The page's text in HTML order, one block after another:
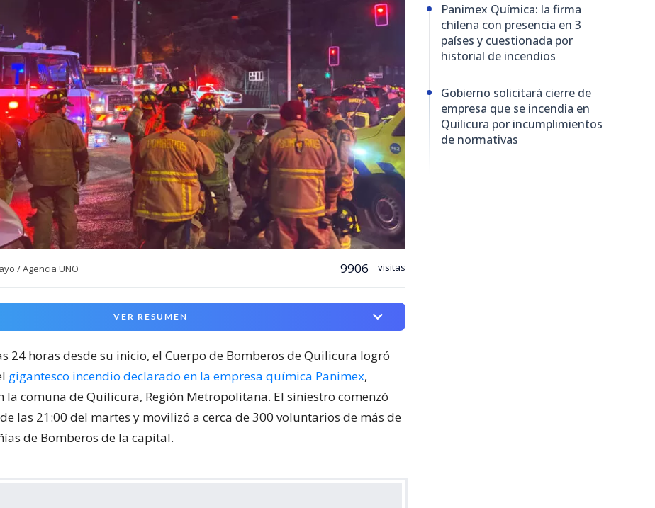
/ Agencia UNO 9906 visitas
VER RESUMEN
24 horas desde su inicio, el Cuerpo de Bomberos de Quilicura logró
gigantesco incendio declarado en la empresa química Panimex,
la comuna de Quilicura, Región Metropolitana. El siniestro comenzó
las 21:00 del martes y movilizó a cerca de 300 voluntarios de más de
de Bomberos de la capital.
Panimex Química: la firma
chilena con presencia en 3
países y cuestionada por
historial de incendios
Gobierno solicitará cierre de
empresa que se incendia en
Quilicura por incumplimientos
de normativas